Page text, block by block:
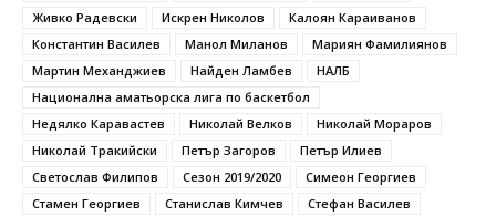
Живко Радевски
Искрен Николов
Калоян Караиванов
Константин Василев
Манол Миланов
Мариян Фамилиянов
Мартин Механджиев
Найден Ламбев
НАЛБ
Национална аматьорска лига по баскетбол
Недялко Каравастев
Николай Велков
Николай Мораров
Николай Тракийски
Петър Загоров
Петър Илиев
Светослав Филипов
Сезон 2019/2020
Симеон Георгиев
Стамен Георгиев
Станислав Кимчев
Стефан Василев